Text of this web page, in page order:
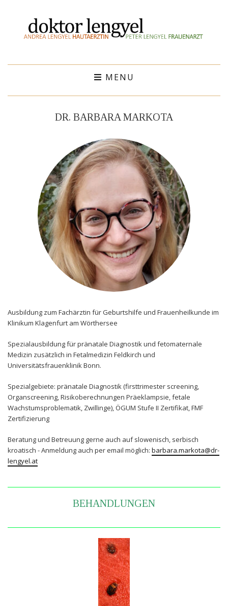
MENU
DR. BARBARA MARKOTA
Ausbildung zum Fachärztin für Geburtshilfe und Frauenheilkunde im
Klinikum Klagenfurt am Wörthersee
Spezialausbildung für pränatale Diagnostik und fetomaternale
Medizin zusätzlich in Fetalmedizin Feldkirch und
Universitätsfrauenklinik Bonn.
Spezialgebiete: pränatale Diagnostik (firsttrimester screening,
Organscreening, Risikoberechnungen Präeklampsie, fetale
Wachstumsproblematik, Zwillinge), ÖGUM Stufe II Zertifikat, FMF
Zertifizierung
Beratung und Betreuung gerne auch auf slowenisch, serbisch
kroatisch - Anmeldung auch per email möglich: barbara.markota@dr-
lengyel.at
BEHANDLUNGEN